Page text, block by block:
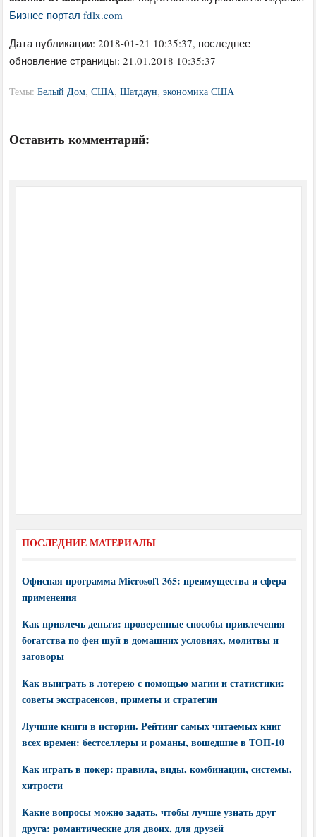
Бизнес портал fdlx.com
Дата публикации:2018-01-21 10:35:37, последнее
обновление страницы: 21.01.2018 10:35:37
Темы:Белый Дом,США,Шатдаун,экономика США
Оставить комментарий:
ПОСЛЕДНИЕ МАТЕРИАЛЫ
Офисная программа Microsoft 365: преимущества и сфера
применения
Как привлечь деньги: проверенные способы привлечения
богатства по фен шуй в домашних условиях, молитвы и
заговоры
Как выиграть в лотерею с помощью магии и статистики:
советы экстрасенсов, приметы и стратегии
Лучшие книги в истории. Рейтинг самых читаемых книг
всех времен: бестселлеры и романы, вошедшие в ТОП-10
Как играть в покер: правила, виды, комбинации, системы,
хитрости
Какие вопросы можно задать, чтобы лучше узнать друг
друга: романтические для двоих, для друзей